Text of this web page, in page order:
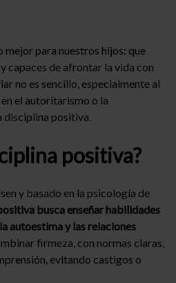
mejor para nuestros hijos: que
capaces de afrontar la vida con
no es sencillo, especialmente al
el autoritarismo o la
disciplina positiva.
positiva?
y basado en la psicología de
busca enseñar habilidades
autoestima y las relaciones
firmeza, con normas claras,
evitando castigos o